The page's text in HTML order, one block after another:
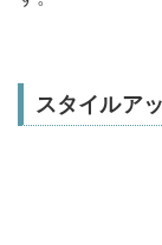
スタイルア